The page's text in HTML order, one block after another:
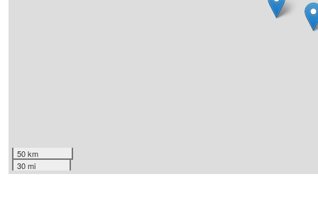
50 km
30 mi